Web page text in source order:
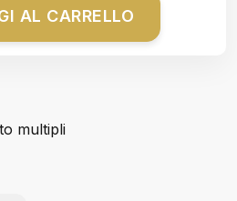
AL CARRELLO
multipli